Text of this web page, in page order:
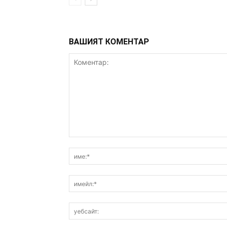
ВАШИЯТ КОМЕНТАР